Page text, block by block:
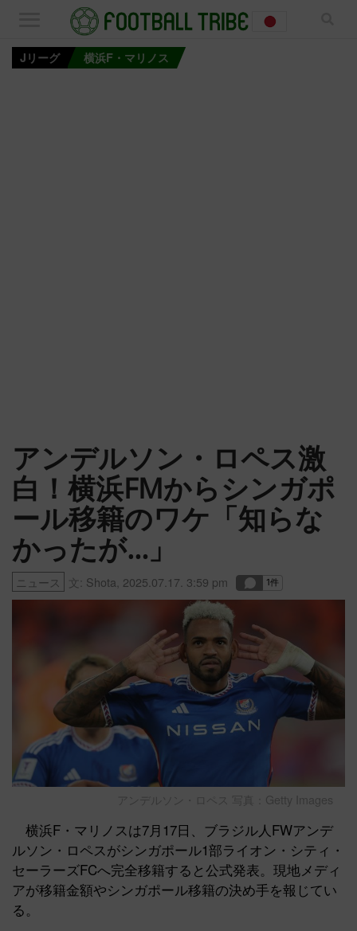
Jリーグ 横浜F・マリノス
アンデルソン・ロペス激
白！横浜FMからシンガポ
ール移籍のワケ「知らな
かったが…」
ニュース 文: Shota 2025.07.17. 3:59 pm
アンデルソン・ロペス 写真：Getty Images
横浜F・マリノスは7月17日、ブラジル人FWアンデ
ルソン・ロペスがシンガポール1部ライオン・シティ・
セーラーズFCへ完全移籍すると公式発表。現地メディ
アが移籍金額やシンガポール移籍の決め手を報じてい
る。